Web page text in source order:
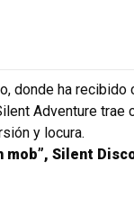
donde ha
Adventure trae
y locura.
mob”, Silent